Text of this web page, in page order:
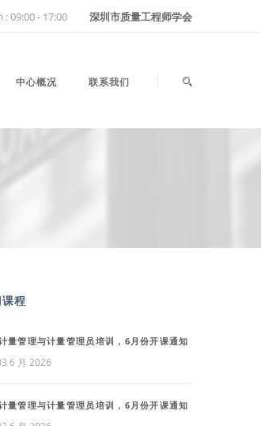
: 09:00 - 17:00 深圳市质量工程师学会
中心概况 联系我们
程
量管理与计量管理员培训，6月份开课通知
6 月 2026
量管理与计量管理员培训，6月份开课通知